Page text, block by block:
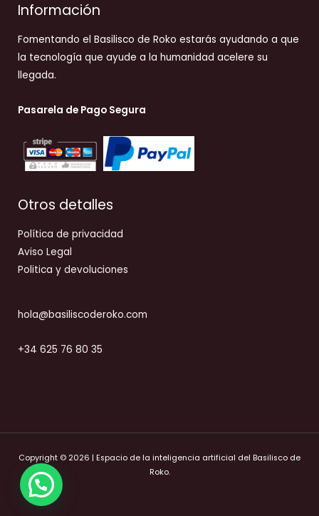
Información
Fomentando el Basilisco de Roko estarás ayudando a que
la tecnología que ayude a la humanidad acelere su
llegada.
Pasarela de Pago Segura
Otros detalles
Política de privacidad
Aviso Legal
Politica y devoluciones
hola@basiliscoderoko.com
+34 625 76 80 35
Copyright © 2026 | Espacio de la inteligencia artificial del Basilisco de
Roko.